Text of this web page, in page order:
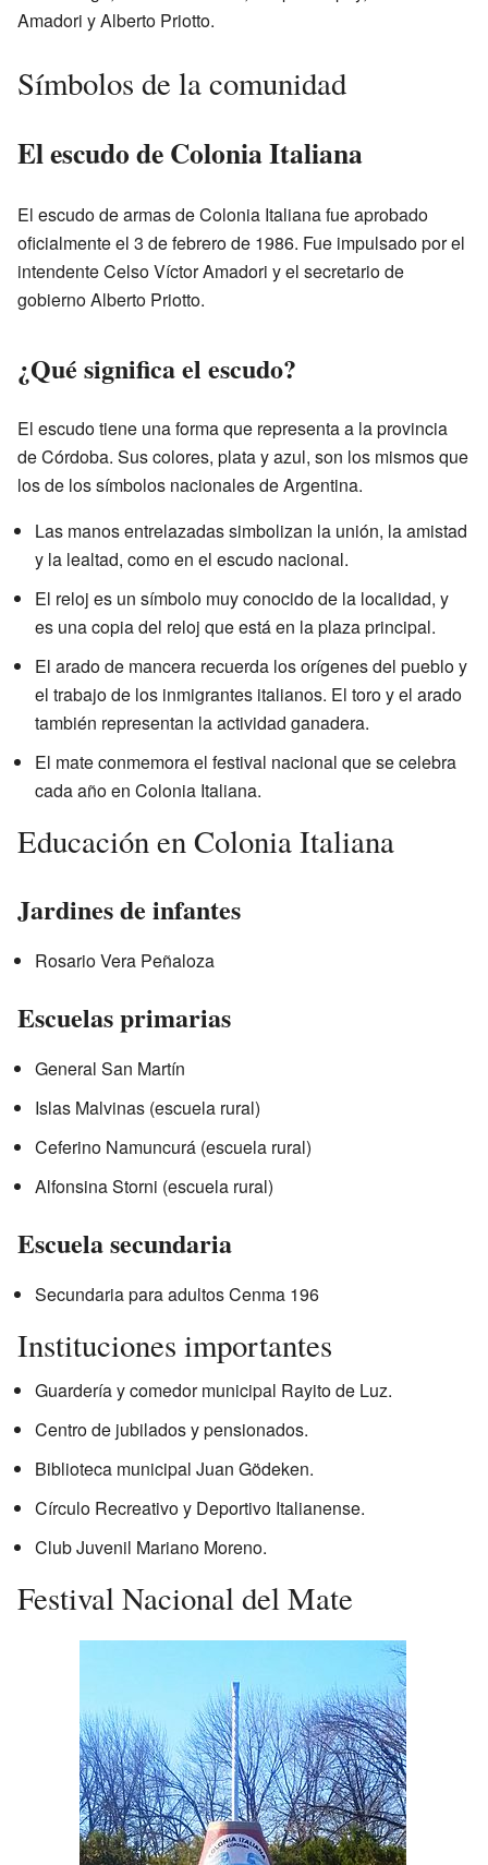
Amadori y Alberto Priotto.
Símbolos de la comunidad
El escudo de Colonia Italiana
El escudo de armas de Colonia Italiana fue aprobado
oficialmente el 3 de febrero de 1986. Fue impulsado por el
intendente Celso Víctor Amadori y el secretario de
gobierno Alberto Priotto.
¿Qué significa el escudo?
El escudo tiene una forma que representa a la provincia
de Córdoba. Sus colores, plata y azul, son los mismos que
los de los símbolos nacionales de Argentina.
Las manos entrelazadas simbolizan la unión, la amistad
y la lealtad, como en el escudo nacional.
El reloj es un símbolo muy conocido de la localidad, y
es una copia del reloj que está en la plaza principal.
El arado de mancera recuerda los orígenes del pueblo y
el trabajo de los inmigrantes italianos. El toro y el arado
también representan la actividad ganadera.
El mate conmemora el festival nacional que se celebra
cada año en Colonia Italiana.
Educación en Colonia Italiana
Jardines de infantes
Rosario Vera Peñaloza
Escuelas primarias
General San Martín
Islas Malvinas (escuela rural)
Ceferino Namuncurá (escuela rural)
Alfonsina Storni (escuela rural)
Escuela secundaria
Secundaria para adultos Cenma 196
Instituciones importantes
Guardería y comedor municipal Rayito de Luz.
Centro de jubilados y pensionados.
Biblioteca municipal Juan Gödeken.
Círculo Recreativo y Deportivo Italianense.
Club Juvenil Mariano Moreno.
Festival Nacional del Mate